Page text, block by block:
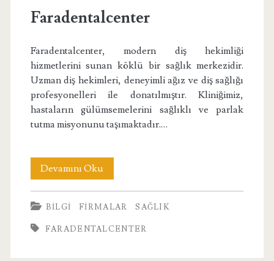
Faradentalcenter
Faradentalcenter, modern diş hekimliği
hizmetlerini sunan köklü bir sağlık merkezidir.
Uzman diş hekimleri, deneyimli ağız ve diş sağlığı
profesyonelleri ile donatılmıştır. Kliniğimiz,
hastaların gülümsemelerini sağlıklı ve parlak
tutma misyonunu taşımaktadır.…
Devamını OkuFaradentalcenter
BILGI FIRMALAR SAĞLIK
FARADENTALCENTER